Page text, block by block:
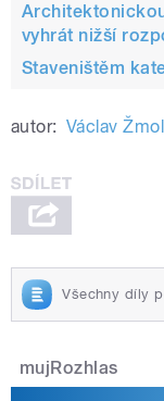
vyhrát nižší
Staveništěm
autor: Václav
Všechny díly
mujRozhlas